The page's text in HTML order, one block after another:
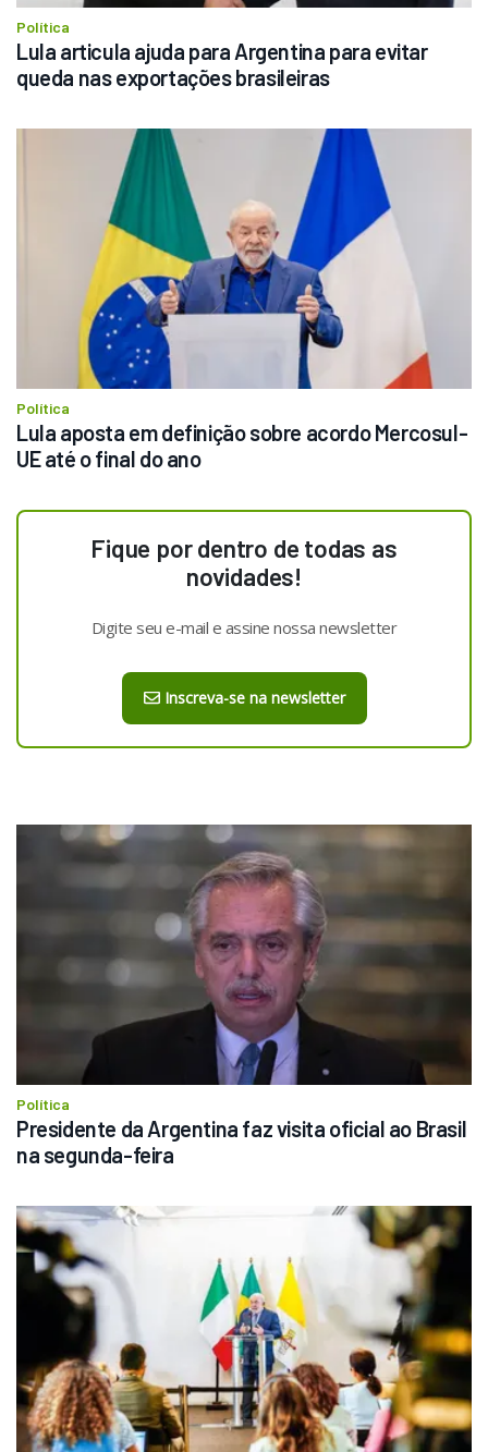
Política
Lula articula ajuda para Argentina para evitar
queda nas exportações brasileiras
Política
Lula aposta em definição sobre acordo Mercosul-
UE até o final do ano
Fique por dentro de todas as
novidades!
Digite seu e-mail e assine nossa newsletter
Inscreva-se na newsletter
Política
Presidente da Argentina faz visita oficial ao Brasil
na segunda-feira